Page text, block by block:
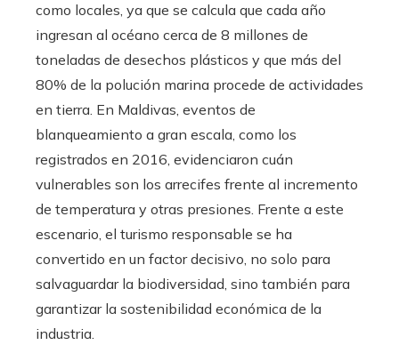
como locales, ya que se calcula que cada año
ingresan al océano cerca de 8 millones de
toneladas de desechos plásticos y que más del
80% de la polución marina procede de actividades
en tierra. En Maldivas, eventos de
blanqueamiento a gran escala, como los
registrados en 2016, evidenciaron cuán
vulnerables son los arrecifes frente al incremento
de temperatura y otras presiones. Frente a este
escenario, el turismo responsable se ha
convertido en un factor decisivo, no solo para
salvaguardar la biodiversidad, sino también para
garantizar la sostenibilidad económica de la
industria.